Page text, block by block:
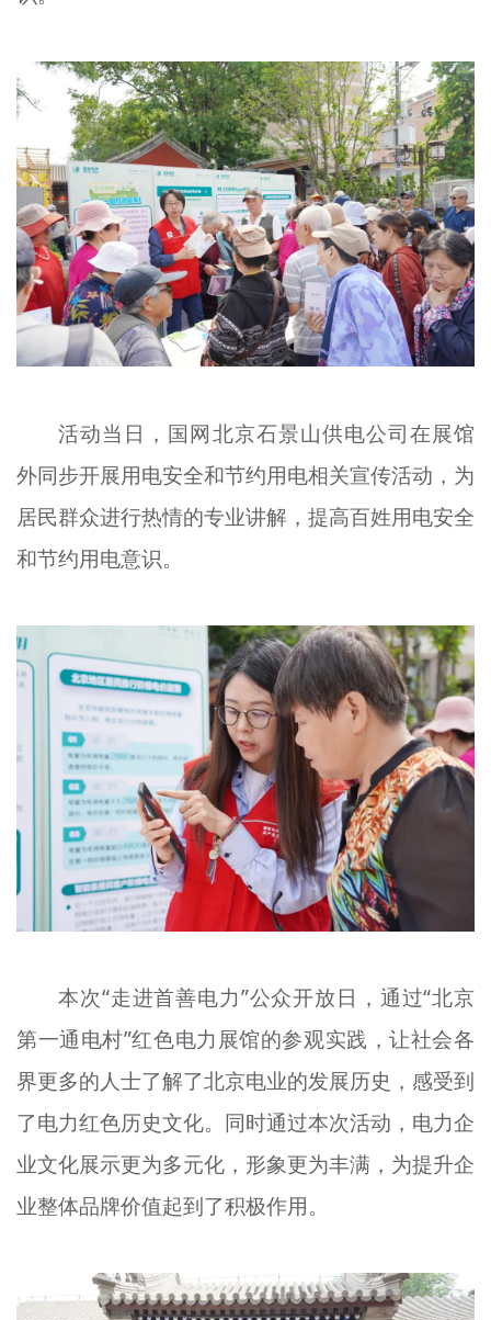
活动当日，国网北京石景山供电公司在展馆
外同步开展用电安全和节约用电相关宣传活动，为
居民群众进行热情的专业讲解，提高百姓用电安全
和节约用电意识。
本次“走进首善电力”公众开放日，通过“北京
第一通电村”红色电力展馆的参观实践，让社会各
界更多的人士了解了北京电业的发展历史，感受到
了电力红色历史文化。同时通过本次活动，电力企
业文化展示更为多元化，形象更为丰满，为提升企
业整体品牌价值起到了积极作用。